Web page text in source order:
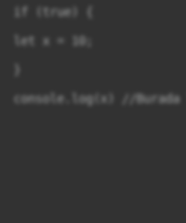
if (true) {
let x = 10;
console.log(x) //